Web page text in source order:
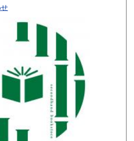
円
福岡県
600円 大分県
600円 鹿児島県
円